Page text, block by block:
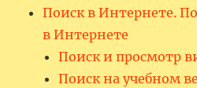
Поиск в Интернете.
в Интернете
Поиск и просмотр
Поиск на учебном